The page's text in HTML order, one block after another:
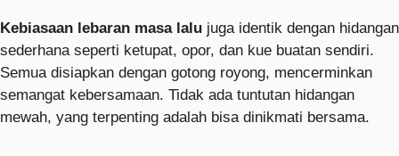
Kebiasaan lebaran masa lalu juga identik dengan hidangan
sederhana seperti ketupat, opor, dan kue buatan sendiri.
Semua disiapkan dengan gotong royong, mencerminkan
semangat kebersamaan. Tidak ada tuntutan hidangan
mewah, yang terpenting adalah bisa dinikmati bersama.